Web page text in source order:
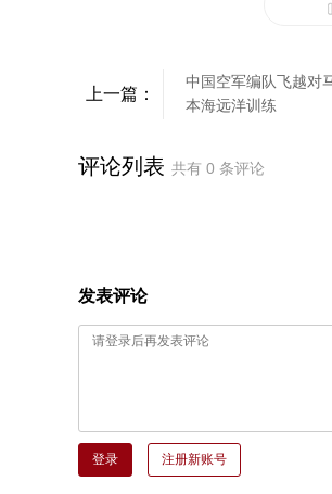
上一篇：
中国空军编队飞越对
本海远洋训练
评论列表 共有 0 条评论
发表评论
登录 注册新账号